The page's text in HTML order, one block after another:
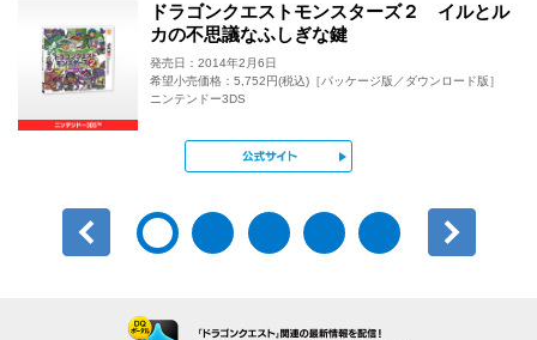
ドラゴンクエストモンスターズ２ イルとル
カの不思議なふしぎな鍵
発売日：2014年2月6日
希望小売価格：5,752円(税込)［パッケージ版／ダウンロード版］
ニンテンドー3DS
前へ